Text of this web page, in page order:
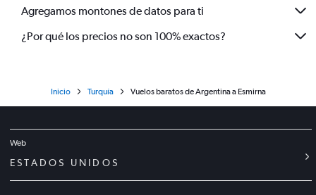
Agregamos montones de datos para ti
¿Por qué los precios no son 100% exactos?
Inicio Turquía Vuelos baratos de Argentina a Esmirna
Web
ESTADOS UNIDOS